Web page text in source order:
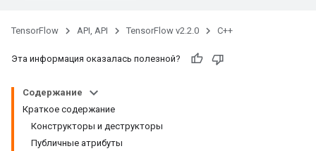
TensorFlow API, API TensorFlow v2.2.0 C++
Эта информация оказалась полезной?
Содержание
Краткое содержание
Конструкторы и деструкторы
Публичные атрибуты